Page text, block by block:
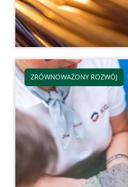
ZRÓWNOWAŻONY ROZWÓJ